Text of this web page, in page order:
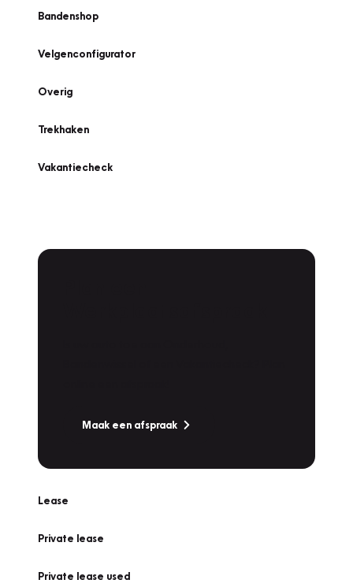
Bandenshop
Velgenconfigurator
Overig
Trekhaken
Vakantiecheck
Maak een afspraak
Lease
Private lease
Private lease used